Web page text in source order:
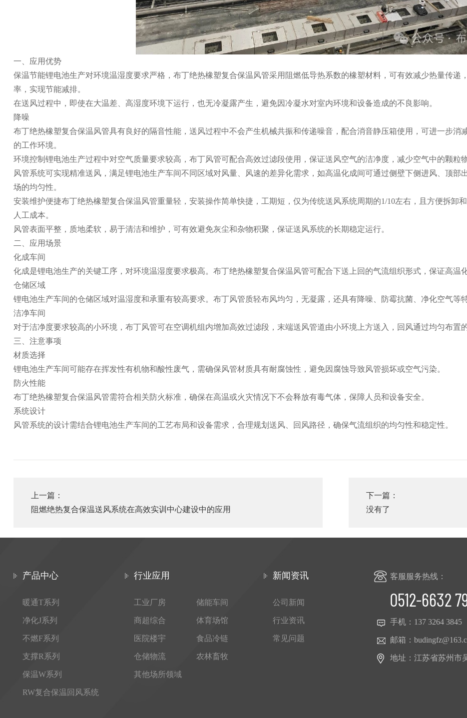
一、应用优势
保温节能锂电池生产对环境温湿度要求严格，布丁绝热橡塑复合保温风管采用阻燃低导热系数的橡塑材料，可有效减少热量传递
率，实现节能减排。
在送风过程中，即使在大温差、高湿度环境下运行，也无冷凝露产生，避免因冷凝水对室内环境和设备造成的不良影响。
降噪
布丁绝热橡塑复合保温风管具有良好的隔音性能，送风过程中不会产生机械共振和传递噪音，配合消音静压箱使用，可进一步消
的工作环境。
环境控制锂电池生产过程中对空气质量要求较高，布丁风管可配合高效过滤段使用，保证送风空气的洁净度，减少空气中的颗粒
风管系统可实现精准送风，满足锂电池生产车间不同区域对风量、风速的差异化需求，如高温化成间可通过侧壁下侧进风、顶
场的均匀性。
安装维护便捷布丁绝热橡塑复合保温风管重量轻，安装操作简单快捷，工期短，仅为传统送风系统周期的1/10左右，且方便拆卸
人工成本。
风管表面平整，质地柔软，易于清洁和维护，可有效避免灰尘和杂物积聚，保证送风系统的长期稳定运行。
二、应用场景
化成车间
化成是锂电池生产的关键工序，对环境温湿度要求极高。布丁绝热橡塑复合保温风管可配合下送上回的气流组织形式，保证高温
仓储区域
锂电池生产车间的仓储区域对温湿度和承重有较高要求。布丁风管质轻布风均匀，无凝露，还具有降噪、防霉抗菌、净化空气等
洁净车间
对于洁净度要求较高的小环境，布丁风管可在空调机组内增加高效过滤段，末端送风管道由小环境上方送入，回风通过均匀布置
三、注意事项
材质选择
锂电池生产车间可能存在挥发性有机物和酸性废气，需确保风管材质具有耐腐蚀性，避免因腐蚀导致风管损坏或空气污染。
防火性能
布丁绝热橡塑复合保温风管需符合相关防火标准，确保在高温或火灾情况下不会释放有毒气体，保障人员和设备安全。
系统设计
风管系统的设计需结合锂电池生产车间的工艺布局和设备需求，合理规划送风、回风路径，确保气流组织的均匀性和稳定性。
上一篇：
阻燃绝热复合保温送风系统在高效实训中心建设中的应用
下一篇：
没有了
产品中心
暖通T系列
净化J系列
不燃F系列
支撑R系列
保温W系列
RW复合保温回风系统
行业应用
工业厂房 储能车间
商超综合 体育场馆
医院楼宇 食品冷链
仓储物流 农林畜牧
其他场所领域
新闻资讯
公司新闻
行业资讯
常见问题
客服服务热线：
0512-6632
手机： 137 3264 3845
邮箱：
地址：江苏省苏州市